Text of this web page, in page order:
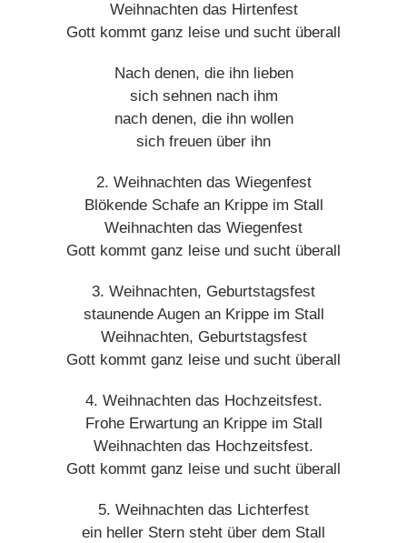
Weihnachten das Hirtenfest
Gott kommt ganz leise und sucht überall
Nach denen, die ihn lieben
sich sehnen nach ihm
nach denen, die ihn wollen
sich freuen über ihn
2. Weihnachten das Wiegenfest
Blökende Schafe an Krippe im Stall
Weihnachten das Wiegenfest
Gott kommt ganz leise und sucht überall
3. Weihnachten, Geburtstagsfest
staunende Augen an Krippe im Stall
Weihnachten, Geburtstagsfest
Gott kommt ganz leise und sucht überall
4. Weihnachten das Hochzeitsfest.
Frohe Erwartung an Krippe im Stall
Weihnachten das Hochzeitsfest.
Gott kommt ganz leise und sucht überall
5. Weihnachten das Lichterfest
ein heller Stern steht über dem Stall